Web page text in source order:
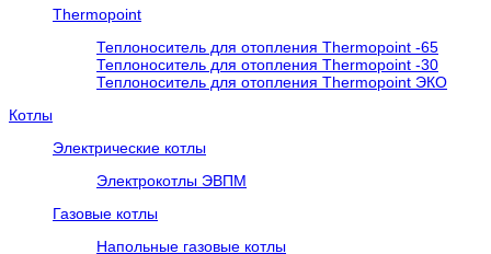
Thermopoint
Теплоноситель для отопления Thermopoint -65
Теплоноситель для отопления Thermopoint -30
Теплоноситель для отопления Thermopoint ЭКО
Котлы
Электрические котлы
Электрокотлы ЭВПМ
Газовые котлы
Напольные газовые котлы